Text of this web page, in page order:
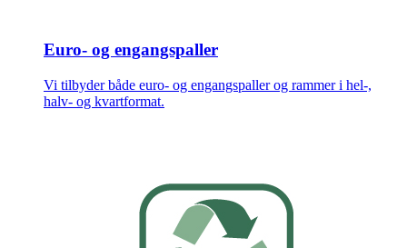
Euro- og engangspaller
Vi tilbyder både euro- og engangspaller og rammer i hel-,
halv- og kvartformat.